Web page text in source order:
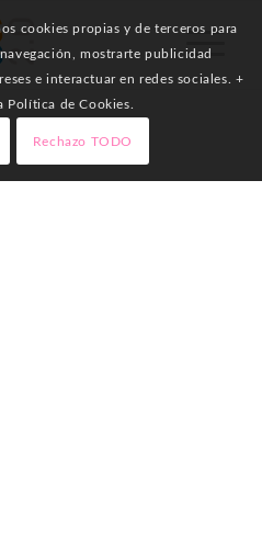
cookies propias y de terceros para
mostrarte publicidad
e interactuar en redes sociales. +
Política de Cookies.
Rechazo TODO